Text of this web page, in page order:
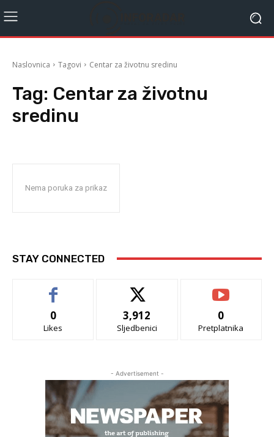
Naslovnica Tagovi Centar za životnu sredinu
Tag: Centar za životnu
sredinu
Nema poruka za prikaz
STAY CONNECTED
0
Likes
3,912
Sljedbenici
0
Pretplatnika
- Advertisement -